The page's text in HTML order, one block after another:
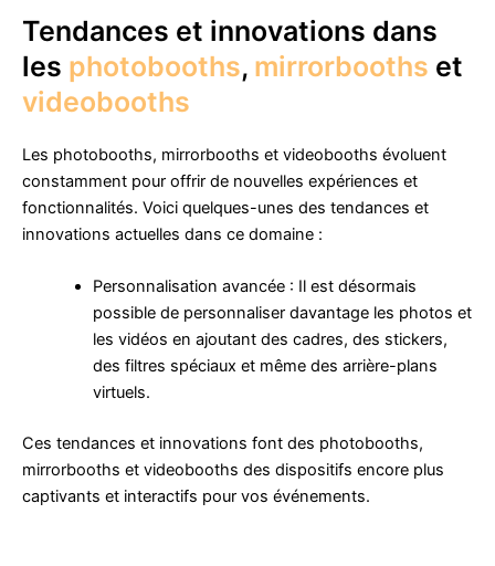
Tendances et innovations dans
les photobooths, mirrorbooths et
videobooths
Les photobooths, mirrorbooths et videobooths évoluent
constamment pour offrir de nouvelles expériences et
fonctionnalités. Voici quelques-unes des tendances et
innovations actuelles dans ce domaine :
Personnalisation avancée : Il est désormais
possible de personnaliser davantage les photos et
les vidéos en ajoutant des cadres, des stickers,
des filtres spéciaux et même des arrière-plans
virtuels.
Ces tendances et innovations font des photobooths,
mirrorbooths et videobooths des dispositifs encore plus
captivants et interactifs pour vos événements.